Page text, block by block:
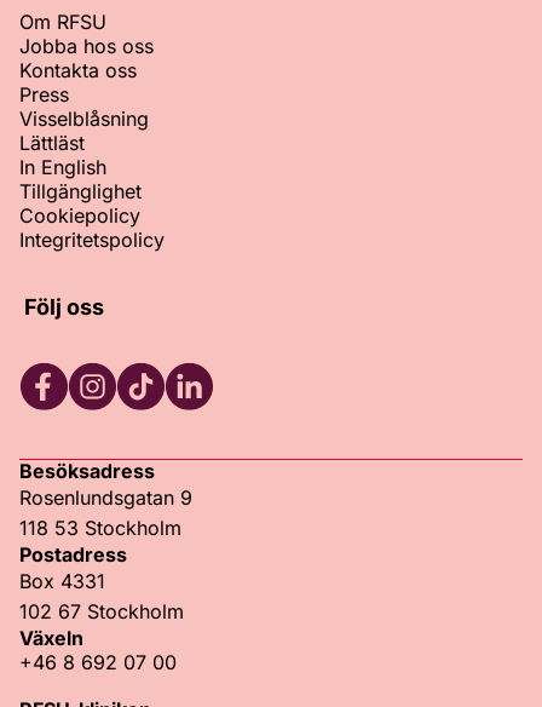
Om RFSU
Jobba hos oss
Kontakta oss
Press
Visselblåsning
Lättläst
In English
Tillgänglighet
Cookiepolicy
Integritetspolicy
Följ oss
Besöksadress
Rosenlundsgatan 9
118 53 Stockholm
Postadress
Box 4331
102 67 Stockholm
Växeln
+46 8 692 07 00